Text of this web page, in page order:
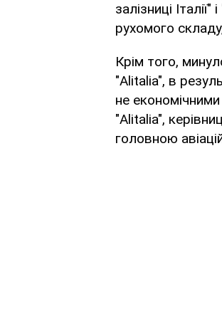
залізниці
рухомого
Крім того,
"Alitalia", в
не
"Alitalia",
головною